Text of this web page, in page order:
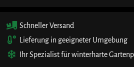
Schneller Versand
Lieferung in geeigneter Umgebung
Ihr Spezialist für winterharte